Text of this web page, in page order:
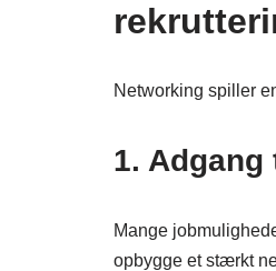
Networking spiller
1.
Mange
opbygge et stærkt